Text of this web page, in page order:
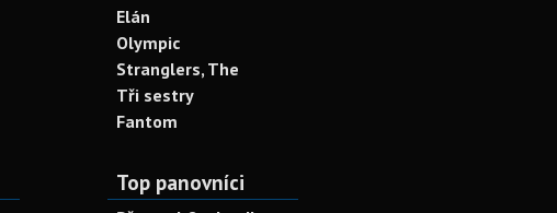
Elán
Olympic
Stranglers, The
Tři sestry
Fantom
Top panovníci